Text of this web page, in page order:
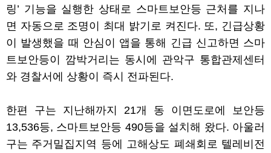
링’ 기능을 실행한 상태로 스마트보안등 근처를 지나
면 자동으로 조명이 최대 밝기로 켜진다. 또, 긴급상황
이 발생했을 때 안심이 앱을 통해 긴급 신고하면 스마
트보안등이 깜박거리는 동시에 관악구 통합관제센터
와 경찰서에 상황이 즉시 전파된다.
한편 구는 지난해까지 21개 동 이면도로에 보안등
13,536등, 스마트보안등 490등을 설치해 왔다. 아울러
구는 주거밀집지역 등에 고해상도 폐쇄회로 텔레비전